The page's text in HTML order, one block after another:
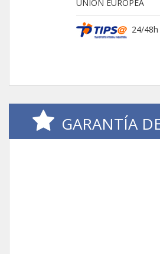
UNIÓN EUROPEA
24/48h
GARANTÍA